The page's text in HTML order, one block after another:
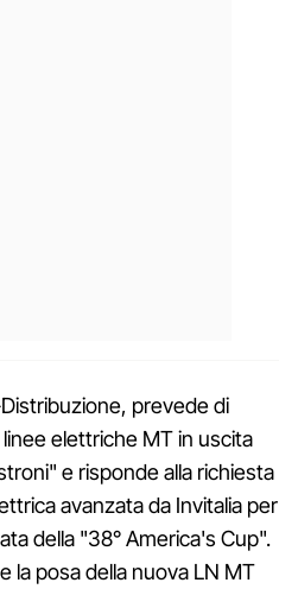
prevede di
elettriche MT in uscita
e risponde alla richiesta
avanzata da Invitalia per
della "38° America's Cup".
la posa della nuova LN MT